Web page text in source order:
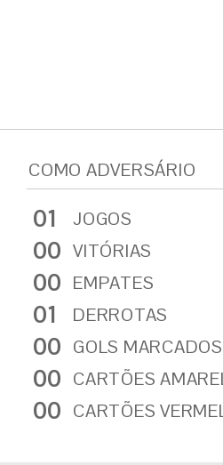
COMO ADVERSÁRIO
01 JOGOS
00 VITÓRIAS
00 EMPATES
01 DERROTAS
00 GOLS MARCADOS
00 CARTÕES
00 CARTÕES